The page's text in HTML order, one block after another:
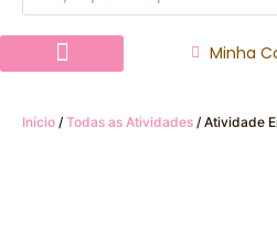
Minha
Início / Todas as Atividades / Atividade